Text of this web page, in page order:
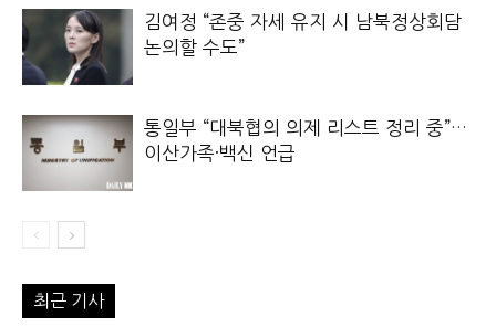
김여정 “존중 자세 유지 시 남북정상회담
논의할 수도”
통일부 “대북협의 의제 리스트 정리 중”…
이산가족·백신 언급
최근 기사